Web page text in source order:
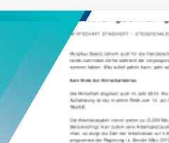
meldeten eine deutliche
Erkrankungen. Wegen
der
für Fahrzeuge auf
um Paris) auf 60